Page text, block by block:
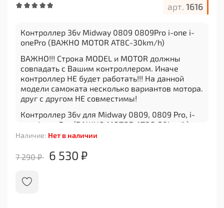
арт. 1616
Наличие: Нет в наличии
7 290 ₽ 6 530 ₽
Контроллер 36v Midway 0809 0809Pro i-one i-
onePro (ВАЖНО MOTOR AT8C-30km/h)
ВАЖНО!!! Строка MODEL и MOTOR должны
совпадать с Вашим контроллером. Иначе
контроллер НЕ будет работать!!! На данной
модели самоката несколько вариантов мотора.
друг с другом НЕ совместимы!
Контроллер 36v для Midway 0809, 0809 Pro, i-
one, i-one Pro (ВАЖНО MOTOR AT8C-30km/h)
Ищете надежный и эффективный контроллер
для вашего самоката Midway 0809, 0809 Pro, i-
one или i-one Pro? Поздравляем, вы нашли
запасная часть высокого качества, специально